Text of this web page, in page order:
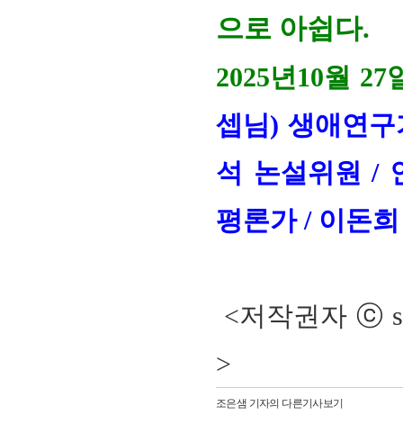
으로 아쉽다.
2025년10월
셉님) 생애연
석 논설위원 /
평론가 / 이돈
<저작권자 ⓒ
>
조은샘 기자의 다른기사보기